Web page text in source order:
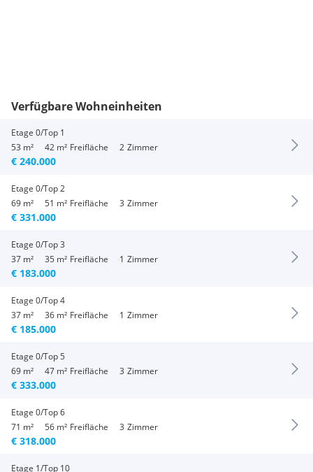
Verfügbare Wohneinheiten
Etage 0/Top 1
53 m²
42 m² Freifläche
€ 240.000
2 Zimmer
Etage 0/Top 2
69 m²
51 m² Freifläche
€ 331.000
3 Zimmer
Etage 0/Top 3
37 m²
35 m² Freifläche
€ 183.000
1 Zimmer
Etage 0/Top 4
37 m²
36 m² Freifläche
€ 185.000
1 Zimmer
Etage 0/Top 5
69 m²
47 m² Freifläche
€ 333.000
3 Zimmer
Etage 0/Top 6
71 m²
56 m² Freifläche
€ 318.000
3 Zimmer
Etage 1/Top 10